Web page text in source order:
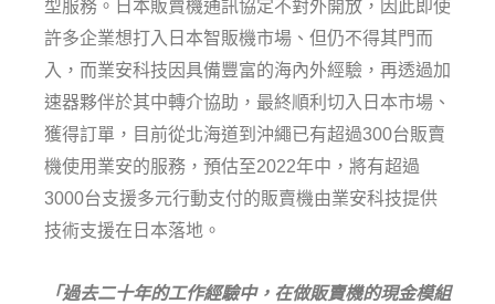
型服務。日本販賣機通訊協定不對外開放，因此即使
許多企業想打入日本智販機市場、但仍不得其門而
入，而業安科技因具備豐富的海內外經驗，再透過加
速器夥伴於其中轉介協助，最終順利切入日本市場、
獲得訂單，目前從北海道到沖繩已有超過300台販賣
機使用業安的服務，預估至2022年中，將有超過
3000台支援多元行動支付的販賣機由業安科技提供
技術支援在日本落地。
「過去二十年的工作經驗中，在做販賣機的現金模組